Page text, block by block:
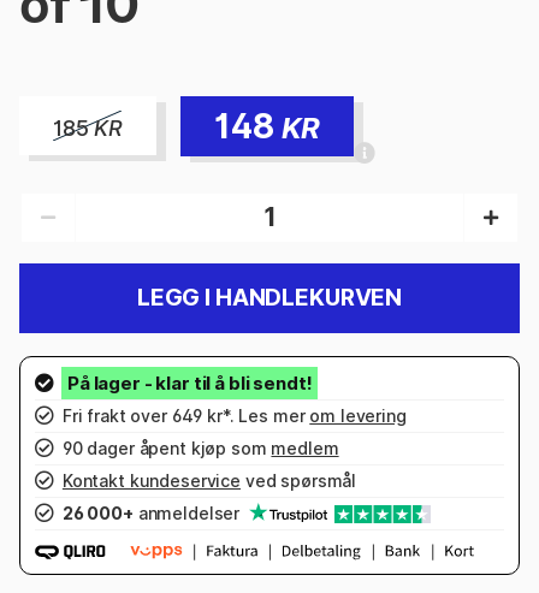
185KR 148 KR
LEGG I HANDLEKURVEN
Fri frakt over 649 kr*. Les mer om levering
90 dager åpent kjøp som medlem
Kontakt kundeservice ved spørsmål
26 000+ anmeldelser